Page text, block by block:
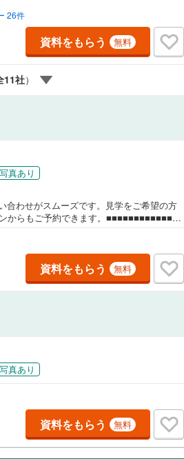
る」ボタンからお問い合わせください。※
てください。※PayPayポイントは出金と
様からのお言葉に感謝してこれからも楽し
お家探しを始めてみようと思われたらまず
談してみませんか？何も決まっていなくて
好評です。スタッフ一同いつでもお客様
26件
資料をもらう 無料
11社）
真あり
合わせがスムーズです。見学をご希望の方
からもご予約できます。■■■■■■■■■■■■■■
西向き2SLDK！随時、ご見学可能！お問合
〉■京王井の頭線『神泉』駅徒歩6分■東急
■JR山手線『渋谷』駅徒歩13分■大切なペッ
全室エアコン設置済、すぐに新生活をスター
ック完備■急な外出時にも荷物の受け取り
資料をもらう 無料
真あり
資料をもらう 無料
福岡市地下鉄箱崎線(32
わたらせ渓谷鐵道(1)
しなの鉄道北しなの線(15)
青い森鉄道 (5)
福島交通飯坂線 ( 17)
上田電鉄別所線(4)
ひたちなか海浜鉄道湊線(0)
千葉都市モノレール
つくばエクスプレス(323
京成押上線(126)